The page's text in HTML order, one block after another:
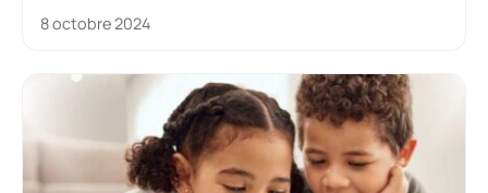
8 octobre 2024